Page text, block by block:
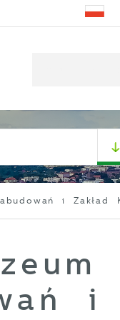
i Zakład
i